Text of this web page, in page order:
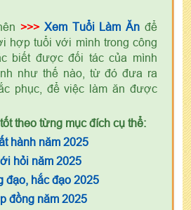
>>> Xem Tuổi Làm Ăn để
hợp tuổi với mình trong công
biết được đối tác của mình
như thế nào, từ đó đưa ra
phục, để việc làm ăn được
theo từng mục đích cụ thể:
hành năm 2025
hỏi năm 2025
đạo, hắc đạo 2025
đồng năm 2025